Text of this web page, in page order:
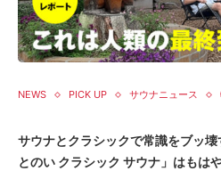
NEWS PICK UP サウナニュース
サウナとクラシックで常識をブッ
とのい クラシック サウナ」はもは